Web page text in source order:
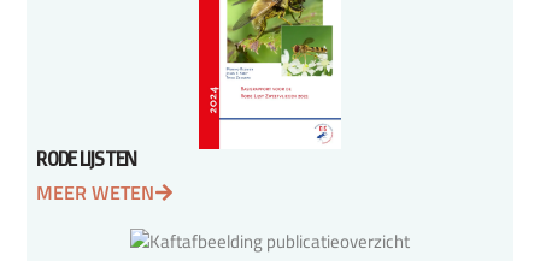
RODE LIJSTEN
MEER WETEN